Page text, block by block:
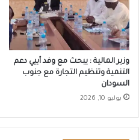
وزير المالية : يبحث مع وفد أبيي دعم
التنمية وتنظيم التجارة مع جنوب
السودان
يوليو 10, 2026